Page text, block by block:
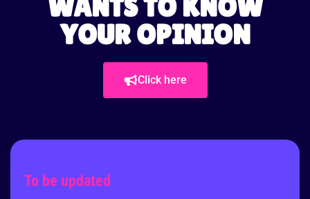
WANTS TO KNOW
YOUR OPINION
Click here
To be updated